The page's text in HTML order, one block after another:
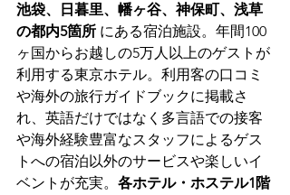
池袋、日暮里、幡ヶ谷、神保町、浅草
の都内5箇所 にある宿泊施設。年間100
ヶ国からお越しの5万人以上のゲストが
利用する東京ホテル。利用客の口コミ
や海外の旅行ガイドブックに掲載さ
れ、英語だけではなく多言語での接客
や海外経験豊富なスタッフによるゲス
トへの宿泊以外のサービスや楽しいイ
ベントが充実。 各ホテル・ホステル1階